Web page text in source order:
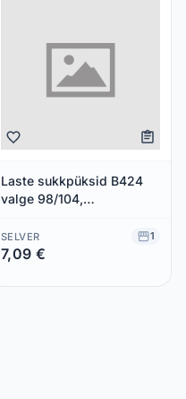
Laste sukkpüksid B424
valge 98/104,
SELVER 1
7,09 €